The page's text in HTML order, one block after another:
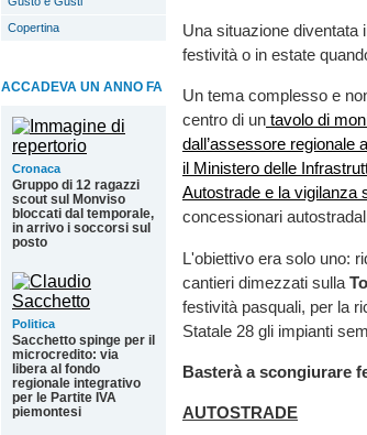
Copertina
ACCADEVA UN ANNO FA
Cronaca
Gruppo di 12 ragazzi
scout sul Monviso
bloccati dal temporale,
in arrivo i soccorsi sul
posto
Politica
Sacchetto spinge per il
microcredito: via
libera al fondo
regionale integrativo
per le Partite IVA
piemontesi
Una situazione diventata
festività o in estate
Un tema complesso e
centro di un tavolo di
dall’assessore regionale
il Ministero delle
Autostrade e la vigilanza
concessionari
L'obiettivo era solo uno:
cantieri dimezzati sulla
festività pasquali, per la
Statale 28 gli impianti
Basterà a scongiurare
AUTOSTRADE